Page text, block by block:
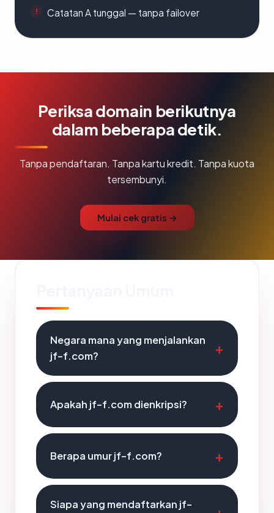
Catatan A tunggal — tanpa failover
Periksa domain berikutnya
dalam beberapa detik.
Tanpa pendaftaran. Tanpa kartu kredit. Tanpa kuota
tersembunyi.
Mulai cek gratis →
Negara mana yang menjalankan
jf-f.com?
Apakah jf-f.com dienkripsi?
Berapa umur jf-f.com?
Siapa yang mendaftarkan jf-